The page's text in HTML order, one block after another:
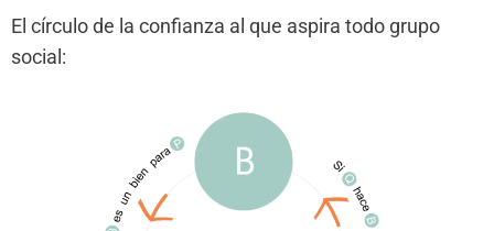
El círculo de la confianza al que aspira todo grupo
social: